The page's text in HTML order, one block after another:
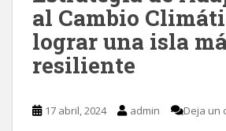
al Cambio
lograr una isla
resiliente
17 abril, 2024 admin Deja un